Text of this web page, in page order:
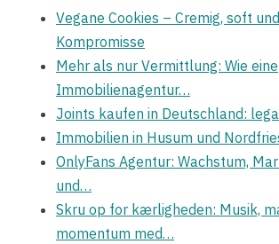
Vegane Cookies – Cremig, soft
Kompromisse
Mehr als nur Vermittlung: Wie eine
Immobilienagentur…
Joints kaufen in Deutschland:
Immobilien in Husum und
OnlyFans Agentur: Wachstum,
und…
Skru op for kærligheden: Musik,
momentum med…